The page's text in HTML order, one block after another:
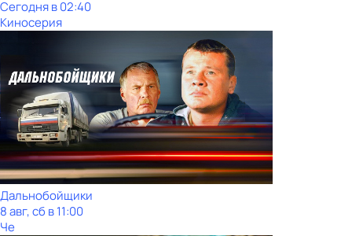
Сегодня в 02:40
Киносерия
Дальнобойщики
8 авг, сб в 11:00
Че